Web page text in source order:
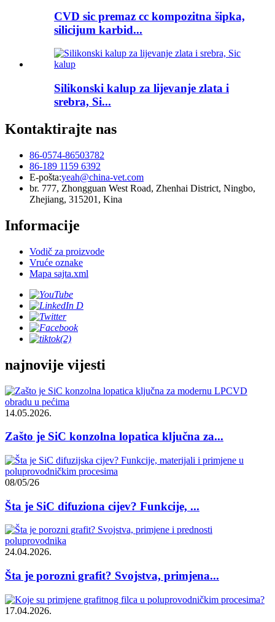
CVD sic premaz cc kompozitna šipka,
silicijum karbid...
Silikonski kalup za lijevanje zlata i
srebra, Si...
Kontaktirajte nas
86-0574-86503782
86-189 1159 6392
E-pošta:yeah@china-vet.com
br. 777, Zhongguan West Road, Zhenhai District, Ningbo,
Zhejiang, 315201, Kina
Informacije
Vodič za proizvode
Vruće oznake
Mapa sajta.xml
najnovije vijesti
14.05.2026.
Zašto je SiC konzolna lopatica ključna za...
08/05/26
Šta je SiC difuziona cijev? Funkcije, ...
24.04.2026.
Šta je porozni grafit? Svojstva, primjena...
17.04.2026.